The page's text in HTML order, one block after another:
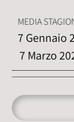
MEDIA
7 Gennaio
7 Marzo